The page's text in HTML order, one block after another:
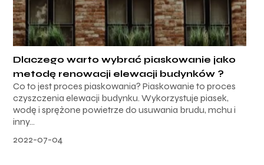
Dlaczego warto wybrać piaskowanie jako
metodę renowacji elewacji budynków ?
Co to jest proces piaskowania? Piaskowanie to proces
czyszczenia elewacji budynku. Wykorzystuje piasek,
wodę i sprężone powietrze do usuwania brudu, mchu i
inny...
2022-07-04